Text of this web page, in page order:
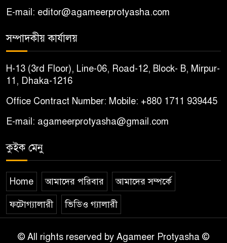
E-mail: editor@agameerprotyasha.com
সম্পাদকীয় কার্যালয়
H-13 (3rd Floor), Line-06, Road-12, Block- B, Mirpur-
11, Dhaka-1216
Office Contract Number: Mobile: +880 1711 939445
E-mail: agameerprotyasha@gmail.com
কুইক মেনু
Home আমাদের পরিবার আমাদের সম্পর্কে
ফটোগ্যালারী ভিডিও গ্যালারী
© All rights reserved by Agameer Protyasha ©